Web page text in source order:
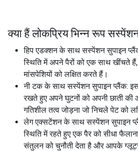
क्या हैं लोकप्रिय भिन्न रूप
हिप एडक्शन के साथ सस्पेंशन सुपाइन
स्थिति में अपने पैरों को एक साथ खींचते
मांसपेशियों को लक्षित करते हैं।
नी टक के साथ सस्पेंशन सुपाइन प्लैंक:
रखते हुए अपने घुटनों को अपनी छाती की
गतिशील तत्व जोड़ना जो निचले पेट को
लेग एक्सटेंशन के साथ सस्पेंशन सुपाइन
स्थिति में रहते हुए एक पैर को सीधा
संतुलन को चुनौती देता है और आपके